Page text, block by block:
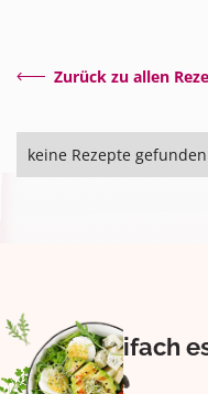
Zurück zu allen
keine Rezepte gefunden
Eifach